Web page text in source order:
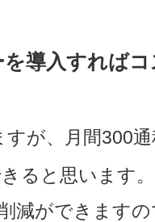
を導入すれば
が、月間300
ると思います
減ができます